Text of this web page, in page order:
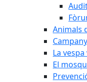
Animals
La
El